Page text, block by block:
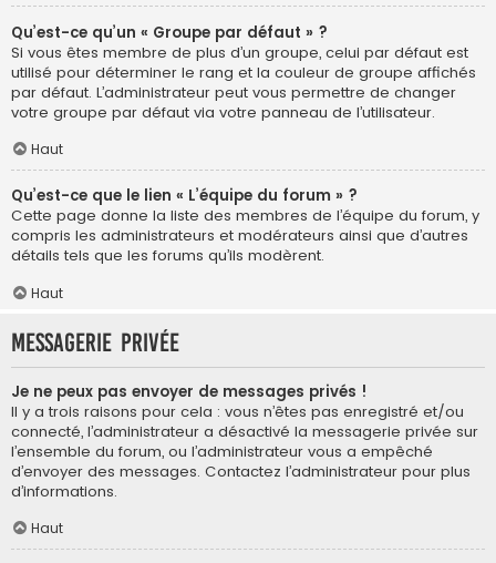
Qu’est-ce qu’un « Groupe par défaut » ?
Si vous êtes membre de plus d’un groupe, celui par défaut est
utilisé pour déterminer le rang et la couleur de groupe affichés
par défaut. L’administrateur peut vous permettre de changer
votre groupe par défaut via votre panneau de l’utilisateur.
Haut
Qu’est-ce que le lien « L’équipe du forum » ?
Cette page donne la liste des membres de l’équipe du forum, y
compris les administrateurs et modérateurs ainsi que d’autres
détails tels que les forums qu’ils modèrent.
Haut
Messagerie privée
Je ne peux pas envoyer de messages privés !
Il y a trois raisons pour cela : vous n’êtes pas enregistré et/ou
connecté, l’administrateur a désactivé la messagerie privée sur
l’ensemble du forum, ou l’administrateur vous a empêché
d’envoyer des messages. Contactez l’administrateur pour plus
d’informations.
Haut